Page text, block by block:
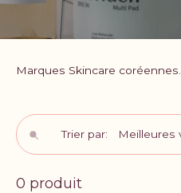
Marques Skincare coréennes.
Trier par:
0 produit